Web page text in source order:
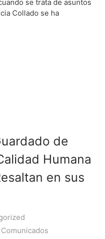
se trata de asuntos
Collado se ha
de
Humana
en sus
Comunicados